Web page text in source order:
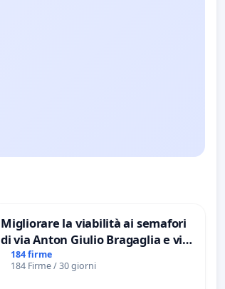
Migliorare la viabilità ai semafori
di via Anton Giulio Bragaglia e via
Tieri XV MUNICIPIO DI ROMA
184 firme
184 Firme / 30 giorni